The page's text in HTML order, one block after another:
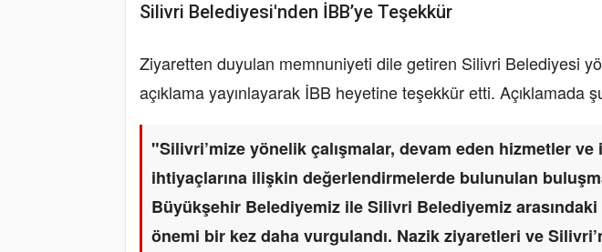
Silivri Belediyesi'nden İBB’ye Teşekkür
Ziyaretten duyulan memnuniyeti dile getiren Silivri Belediyesi
açıklama yayınlayarak İBB heyetine teşekkür etti. Açıklamada
"Silivri’mize yönelik çalışmalar, devam eden hizmetler ve
ihtiyaçlarına ilişkin değerlendirmelerde bulunulan
Büyükşehir Belediyemiz ile Silivri Belediyemiz
önemi bir kez daha vurgulandı. Nazik ziyaretleri ve